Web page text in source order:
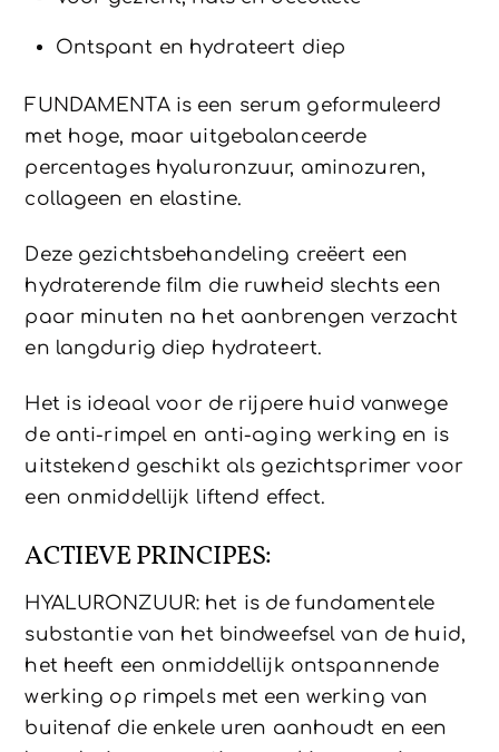
Ontspant en hydrateert diep
FUNDAMENTA is een serum geformuleerd
met hoge, maar uitgebalanceerde
percentages hyaluronzuur, aminozuren,
collageen en elastine.
Deze gezichtsbehandeling creëert een
hydraterende film die ruwheid slechts een
paar minuten na het aanbrengen verzacht
en langdurig diep hydrateert.
Het is ideaal voor de rijpere huid vanwege
de anti-rimpel en anti-aging werking en is
uitstekend geschikt als gezichtsprimer voor
een onmiddellijk liftend effect.
ACTIEVE PRINCIPES:
HYALURONZUUR: het is de fundamentele
substantie van het bindweefsel van de huid,
het heeft een onmiddellijk ontspannende
werking op rimpels met een werking van
buitenaf die enkele uren aanhoudt en een